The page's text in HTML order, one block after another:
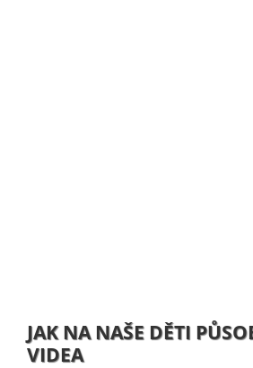
JAK NA NAŠE DĚTI
VIDEA